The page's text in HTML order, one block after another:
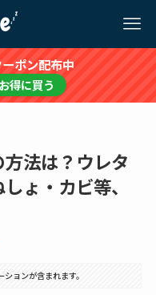
ポン配布中
得に買う
法は？ウレタ
ょ・カビ等、
ョンが含まれます。